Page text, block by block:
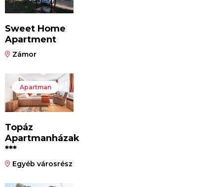
Sweet Home
Apartment
Zámor
Apartman
Topáz
Apartmanházak
***
Egyéb városrész